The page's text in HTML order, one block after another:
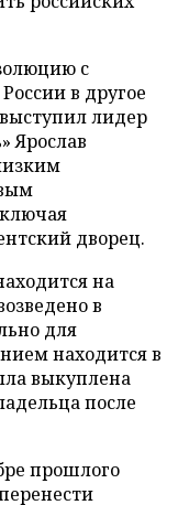
с
в другое
лидер
Ярослав
дворец.
на
в
для
находится в
выкуплена
после
прошлого